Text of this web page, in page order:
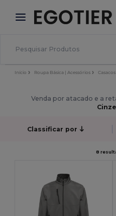
× App Egotier
Melhores preços na app!
Início Roupa Básica | Acessórios Casacos
Venda por atacado e a
Classificar por
8